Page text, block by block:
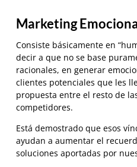
Marketing
Consiste básicamente en
decir a que no se base
racionales, en generar
clientes potenciales que les
propuesta entre el resto de
competidores.
Está demostrado que esos
ayudan a aumentar el
soluciones aportadas por